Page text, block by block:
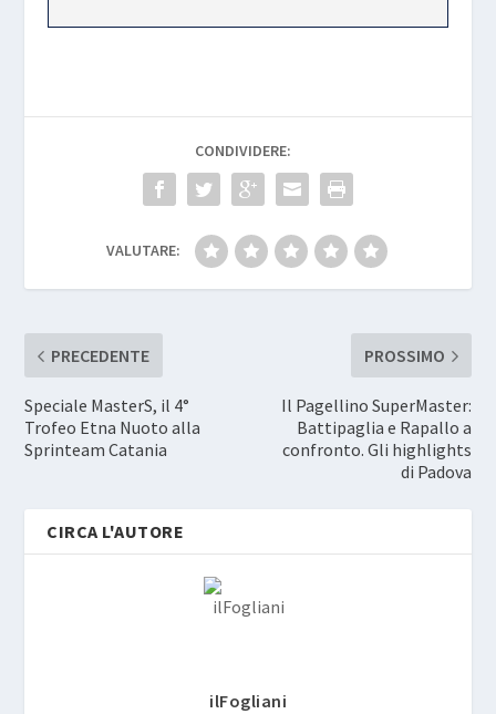
CONDIVIDERE:
VALUTARE:
PRECEDENTE
Speciale MasterS, il 4°
Trofeo Etna Nuoto alla
Sprinteam Catania
PROSSIMO
Il Pagellino SuperMaster:
Battipaglia e Rapallo a
confronto. Gli highlights
di Padova
CIRCA L'AUTORE
ilFogliani